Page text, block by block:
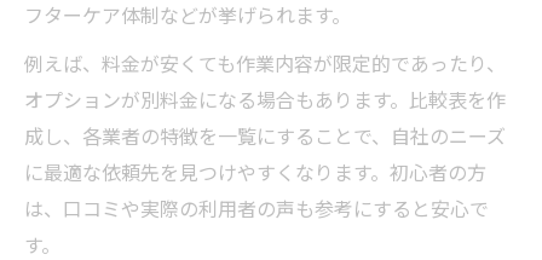
フターケア体制などが挙げられます。
例えば、料金が安くても作業内容が限定的であったり、
オプションが別料金になる場合もあります。比較表を作
成し、各業者の特徴を一覧にすることで、自社のニーズ
に最適な依頼先を見つけやすくなります。初心者の方
は、口コミや実際の利用者の声も参考にすると安心で
す。